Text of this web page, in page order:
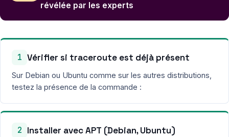
révélée par les experts
1 Vérifier si traceroute est déjà présent
Sur Debian ou Ubuntu comme sur les autres distributions,
testez la présence de la commande :
2 Installer avec APT (Debian, Ubuntu)